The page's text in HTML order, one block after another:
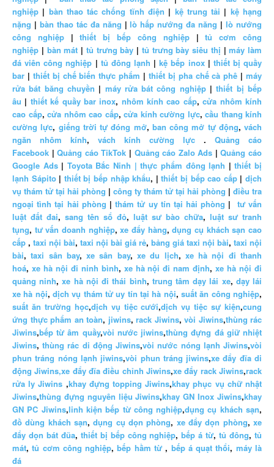
nghiệp | bàn thao tác chống tĩnh điện | kệ trung tải | kệ hạng
nặng | bàn thao tác đa năng |lò hấp nướng đa năng |lò nướng
công nghiệp|thiết bị bếp công nghiệp|tủ cơm công
nghiệp | bàn mát | tủ trưng bày | tủ trưng bày siêu thị |máy làm
đá viên công nghiệp | tủ đông lạnh |kệ bếp inox| thiết bị quầy
bar | thiết bị chế biến thực phẩm | thiết bị pha chế cà phê | máy
rửa bát băng chuyền | máy rửa bát công nghiệp|thiết bị bếp
âu | thiết kế quầy bar inox, nhôm kính cao cấp,cửa nhôm kính
cao cấp, cửa nhôm cao cấp, cửa kính cường lực, cầu thang kính
cường lực, giếng trời tự đóng mở, ban công mở tự động, vách
ngăn nhôm kính, vách kính cường lực . Quảng cáo
Facebook |Quảng cáo TikTok | Quảng cáo Zalo Ads |Quảng cáo
Google Ads| Toyota Bắc Ninh | thực phẩm đông lạnh |thiết bị
lạnh Sápito | thiết bị bếp nhập khẩu, |thiết bị bếp cao cấp|dịch
vụ thám tử tại hải phòng | công ty thám tử tại hải phòng | điều tra
ngoại tình tại hải phòng |thám tử uy tín tại hải phòng | tư vấn
luật đất đai, sang tên sổ đỏ, luật sư bào chữa, luật sư tranh
tụng, tư vấn doanh nghiệp,xe đẩy hàng,dụng cụ khách sạn cao
cấp , taxi nội bài, taxi nội bài giá rẻ, bảng giá taxi nội bài, taxi nội
bài,taxi sân bay,xe sân bay,xe du lịch, xe hà nội đi thanh
hoá, xe hà nội đi ninh bình, xe hà nội đi nam định,xe hà nội đi
quảng ninh,xe hà nội đi thái bình, trung tâm dạy lái xe, dạy lái
xe hà nội,dịch vụ thám tử uy tín tại hà nội,suất ăn công nghiệp,
suất ăn trường học,dịch vụ tiệc cưới,dịch vụ tiệc sự kiện,cung
ứng thực phẩm an toàn, jiwins, rack Jiwins, vòi Jiwins,thùng rác
Jiwins,bếp từ âm quầy,vòi nước jiwins,thùng đựng đá giữ nhiệt
Jiwins,thùng rác di động Jiwins,vòi nước nóng lạnh Jiwins,vòi
phun tráng nóng lạnh jiwins,vòi phun tráng jiwins,xe đẩy đĩa di
động Jiwins,xe đẩy đĩa điều chỉnh Jiwins,xe đẩy rack Jiwins,rack
rửa ly Jiwins ,khay đựng topping Jiwins,khay phục vụ chữ nhật
Jiwins,thùng đựng nguyên liệu Jiwins,khay GN Inox Jiwins,khay
GN PC Jiwins,linh kiện bếp từ công nghiệp,dụng cụ khách sạn,
đồ dùng khách sạn,dụng cụ dọn phòng, xe đẩy dọn phòng,xe
đẩy dọn bát đũa, thiết bị bếp công nghiệp,bếp á từ,tủ đông,tủ
mát,tủ cơm công nghiệp,bếp hầm từ , bếp á quạt thổi, máy là
đá